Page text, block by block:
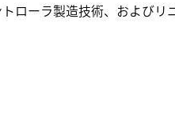
ローラ製造技術、および